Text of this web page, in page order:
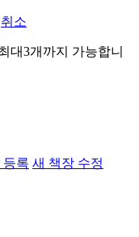
취소
대3개까지 가능합니
등록 새 책장 수정